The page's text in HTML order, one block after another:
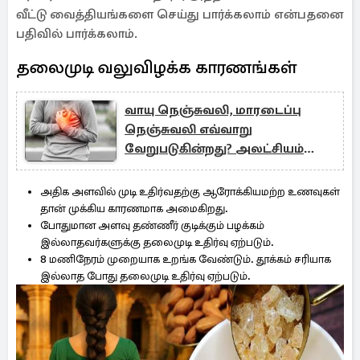
வீட்டு வைத்தியங்களை செய்து பார்க்கலாம் என்பதனை
பதிவில் பார்க்கலாம்.
தலைமுடி வலுவிழக்க காரணங்கள்
வாயு நெஞ்சுவலி, மாரடைப்பு
நெஞ்சுவலி எவ்வாறு
வேறுபடுகின்றது? அலட்சியம்
வேண்டாம்
அதிக அளவில் முடி உதிர்வதற்கு ஆரோக்கியமற்ற உணவுகள்
தான் முக்கிய காரணமாக அமைகிறது.
போதுமான அளவு தண்ணீர் குடிக்கும் பழக்கம்
இல்லாதவர்களுக்கு தலைமுடி உதிர்வு ஏற்படும்.
8 மணிநேரம் முறையாக உறங்க வேண்டும். தூக்கம் சரியாக
இல்லாத போது தலைமுடி உதிர்வு ஏற்படும்.